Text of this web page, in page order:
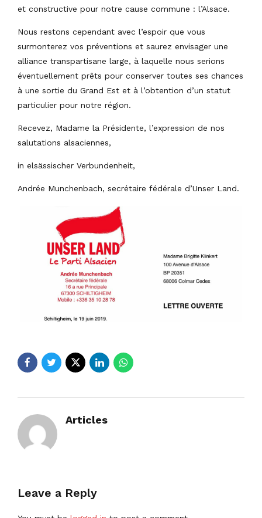
et constructive pour notre cause commune : l’Alsace.
Nous restons cependant avec l’espoir que vous
surmonterez vos préventions et saurez envisager une
alliance transpartisane large, à laquelle nous serions
éventuellement prêts pour conserver toutes ses chances
à une sortie du Grand Est et à l’obtention d’un statut
particulier pour notre région.
Recevez, Madame la Présidente, l’expression de nos
salutations alsaciennes,
in elsässischer Verbundenheit,
Andrée Munchenbach, secrétaire fédérale d’Unser Land.
Articles
Leave a Reply